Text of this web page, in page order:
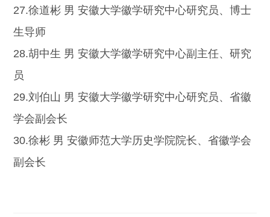
27.徐道彬 男 安徽大学徽学研究中心研究员、博士
生导师
28.胡中生 男 安徽大学徽学研究中心副主任、研究
员
29.刘伯山 男 安徽大学徽学研究中心研究员、省徽
学会副会长
30.徐彬 男 安徽师范大学历史学院院长、省徽学会
副会长